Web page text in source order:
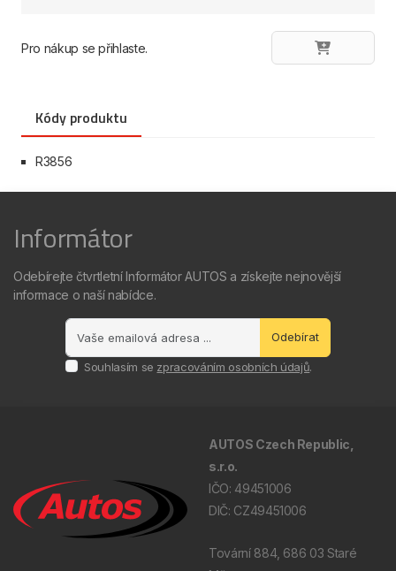
Pro nákup se přihlaste.
Kódy produktu
R3856
Informátor
Odebírejte čtvrtletní Informátor AUTOS a získejte nejnovější
informace o naší nabídce.
Odebírat
Souhlasím se zpracováním osobních údajů.
AUTOS Czech Republic,
s.r.o.
IČO: 49451006
DIČ: CZ49451006
Tovární 884, 686 03 Staré